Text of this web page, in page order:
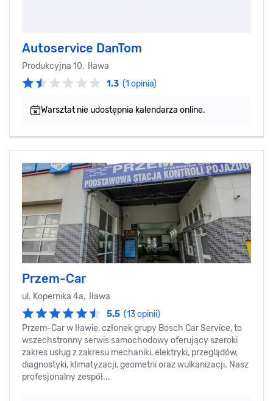
Autoservice DanTom
Produkcyjna 10, Iława
1.3 (1 opinia)
Warsztat nie udostępnia kalendarza online.
Przem-Car
ul. Kopernika 4a, Iława
5.5 (13 opinii)
Przem-Car w Iławie, członek grupy Bosch Car Service, to
wszechstronny serwis samochodowy oferujący szeroki
zakres usług z zakresu mechaniki, elektryki, przeglądów,
diagnostyki, klimatyzacji, geometrii oraz wulkanizacji. Nasz
profesjonalny zespół...